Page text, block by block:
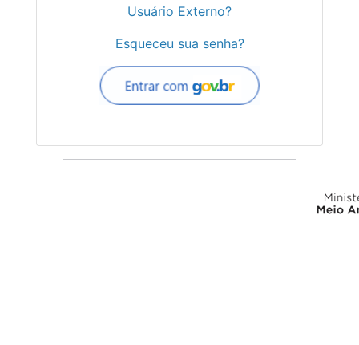
Usuário Externo?
Esqueceu sua senha?